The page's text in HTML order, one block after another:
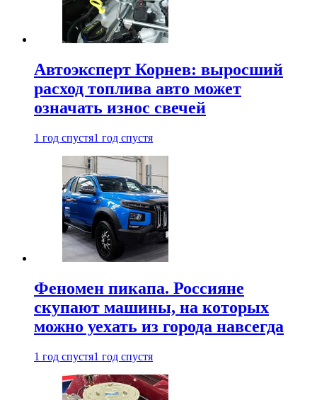
Автоэксперт Корнев: выросший
расход топлива авто может
означать износ свечей
1 год спустя1 год спустя
Феномен пикапа. Россияне
скупают машины, на которых
можно уехать из города навсегда
1 год спустя1 год спустя